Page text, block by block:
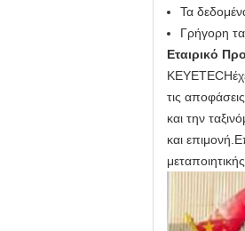
Τα
Γρήγορη
Εταιρικό
KEYETECH
τις
και την
και